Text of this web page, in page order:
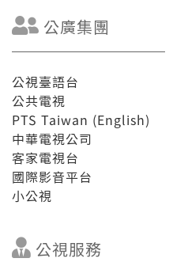
公廣集團
公視臺語台
公共電視
PTS Taiwan (English)
中華電視公司
客家電視台
國際影音平台
小公視
公視服務